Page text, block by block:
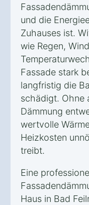
und die
Zuhauses ist.
wie Regen,
Fassade stark
langfristig die
schädigt. Ohne
Dämmung
wertvolle
Heizkosten
treibt.
Eine
Haus in Bad